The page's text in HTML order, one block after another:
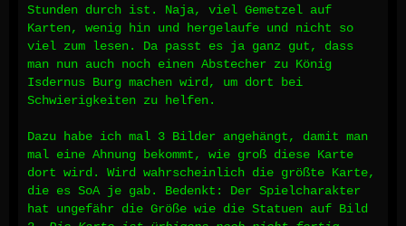
Stunden durch ist. Naja, viel Gemetzel auf
Karten, wenig hin und hergelaufe und nicht so
viel zum lesen. Da passt es ja ganz gut, dass
man nun auch noch einen Abstecher zu König
Isdernus Burg machen wird, um dort bei
Schwierigkeiten zu helfen.
Dazu habe ich mal 3 Bilder angehängt, damit man
mal eine Ahnung bekommt, wie groß diese Karte
dort wird. Wird wahrscheinlich die größte Karte,
die es SoA je gab. Bedenkt: Der Spielcharakter
hat ungefähr die Größe wie die Statuen auf Bild